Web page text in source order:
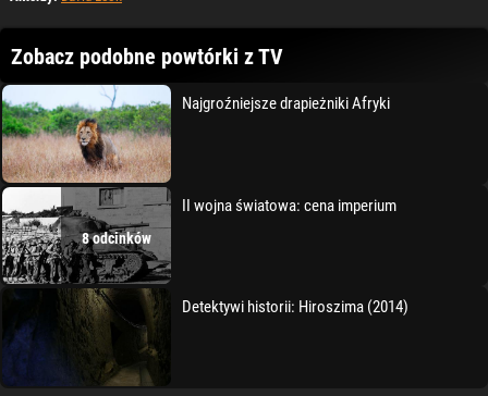
Zobacz podobne powtórki z TV
Najgroźniejsze drapieżniki Afryki
8 odcinków
II wojna światowa: cena imperium
Detektywi historii: Hiroszima (2014)